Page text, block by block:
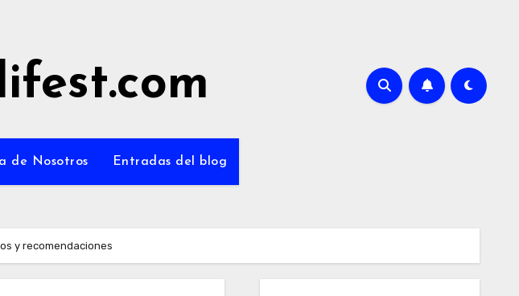
de Nosotros Entradas del blog
y recomendaciones